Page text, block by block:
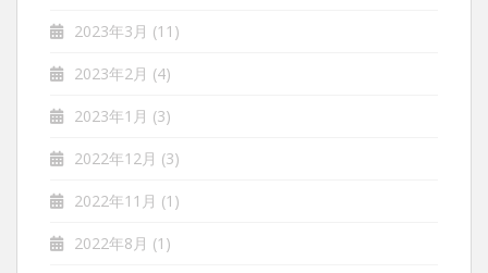
2023年3月 (11)
2023年2月 (4)
2023年1月 (3)
2022年12月 (3)
2022年11月 (1)
2022年8月 (1)